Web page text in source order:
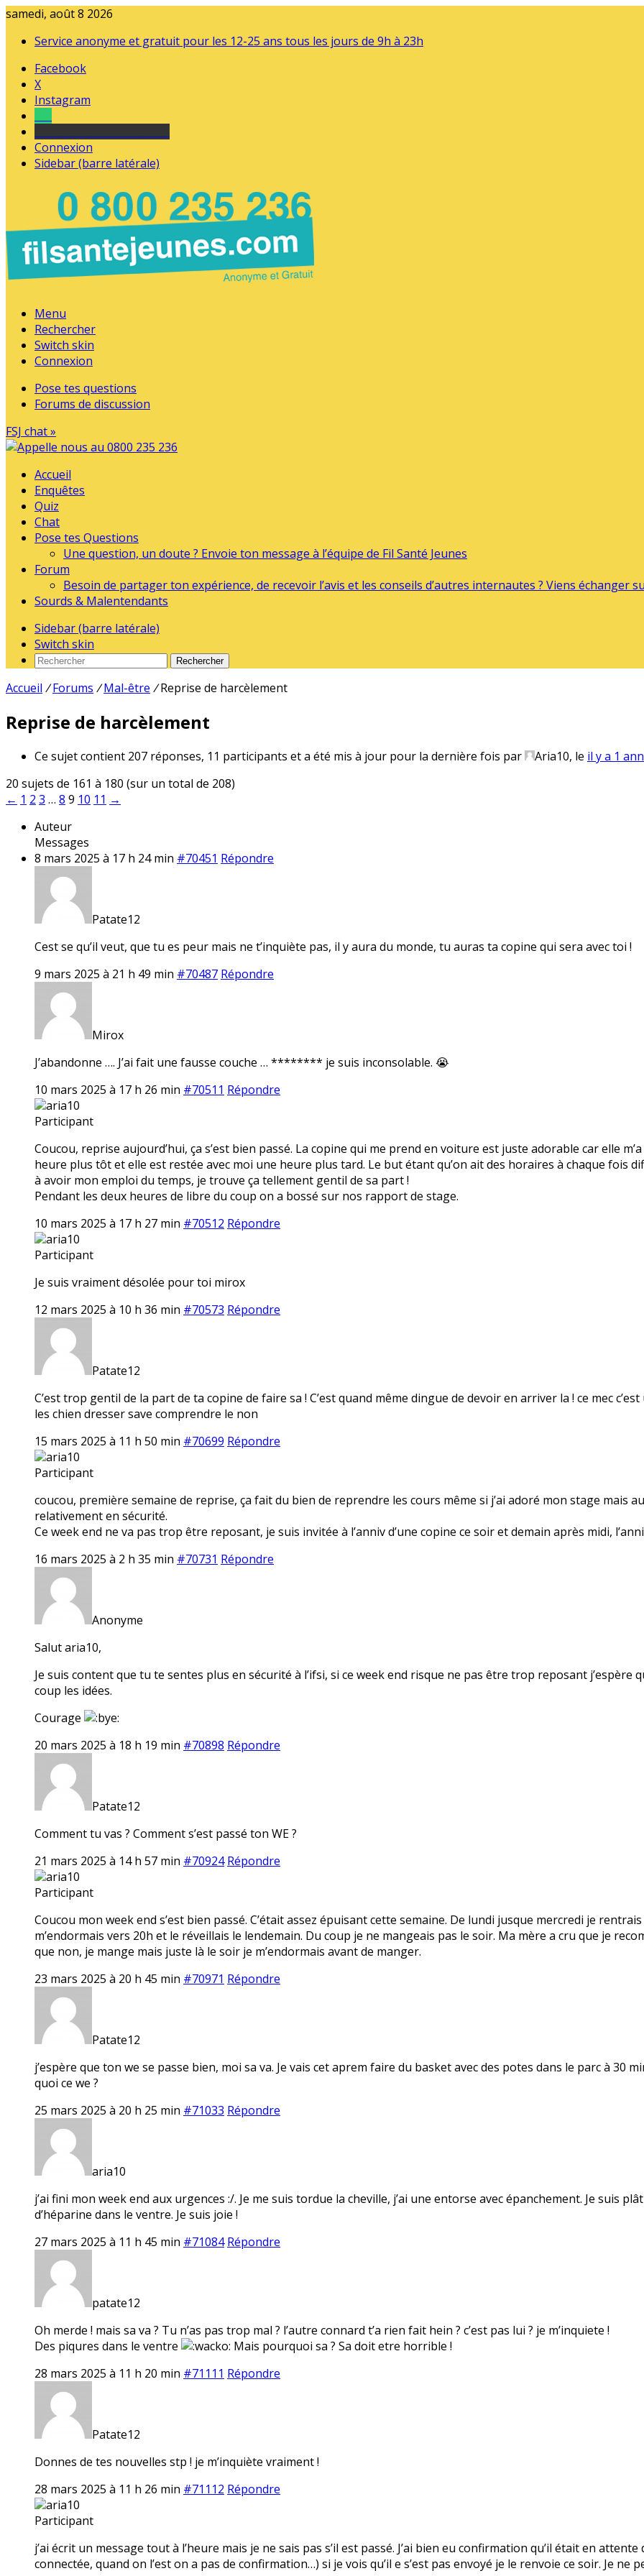
samedi, août 8 2026
Service anonyme et gratuit pour les 12-25 ans tous les jours de 9h à 23h
Facebook
X
Instagram
Connexion
Sidebar (barre latérale)
Menu
Rechercher
Switch skin
Connexion
Pose tes questions
Forums de discussion
FSJ chat »
Accueil
Enquêtes
Quiz
Chat
Pose tes Questions
Une question, un doute ? Envoie ton message à l’équipe de Fil Santé Jeunes
Forum
Besoin de partager ton expérience, de recevoir l’avis et les conseils d’autres internautes ? Viens échanger
Sourds & Malentendants
Sidebar (barre latérale)
Switch skin
Rechercher
Accueil / Forums / Mal-être / Reprise de harcèlement
Reprise de harcèlement
Ce sujet contient 207 réponses, 11 participants et a été mis à jour pour la dernière fois par Aria10, le il y a 1
20 sujets de 161 à 180 (sur un total de 208)
← 1 2 3 … 8 9 10 11 →
Auteur
Messages
8 mars 2025 à 17 h 24 min #70451 Répondre
Patate12
Cest se qu’il veut, que tu es peur mais ne t’inquiète pas, il y aura du monde, tu auras ta copine qui sera avec toi !
9 mars 2025 à 21 h 49 min #70487 Répondre
Mirox
J’abandonne …. J’ai fait une fausse couche … ******** je suis inconsolable. 😭
10 mars 2025 à 17 h 26 min #70511 Répondre
aria10
Participant
Coucou, reprise aujourd’hui, ça s’est bien passé. La copine qui me prend en voiture est juste adorable car elle
heure plus tôt et elle est restée avec moi une heure plus tard. Le but étant qu’on ait des horaires à chaque fois
à avoir mon emploi du temps, je trouve ça tellement gentil de sa part !
Pendant les deux heures de libre du coup on a bossé sur nos rapport de stage.
10 mars 2025 à 17 h 27 min #70512 Répondre
aria10
Participant
Je suis vraiment désolée pour toi mirox
12 mars 2025 à 10 h 36 min #70573 Répondre
Patate12
C’est trop gentil de la part de ta copine de faire sa ! C’est quand même dingue de devoir en arriver la ! ce mec
les chien dresser save comprendre le non
15 mars 2025 à 11 h 50 min #70699 Répondre
aria10
Participant
coucou, première semaine de reprise, ça fait du bien de reprendre les cours même si j’ai adoré mon stage mais
relativement en sécurité.
Ce week end ne va pas trop être reposant, je suis invitée à l’anniv d’une copine ce soir et demain après midi,
16 mars 2025 à 2 h 35 min #70731 Répondre
Anonyme
Salut aria10,
Je suis content que tu te sentes plus en sécurité à l’ifsi, si ce week end risque ne pas être trop reposant j’espère
coup les idées.
Courage
20 mars 2025 à 18 h 19 min #70898 Répondre
Patate12
Comment tu vas ? Comment s’est passé ton WE ?
21 mars 2025 à 14 h 57 min #70924 Répondre
aria10
Participant
Coucou mon week end s’est bien passé. C’était assez épuisant cette semaine. De lundi jusque mercredi je
m’endormais vers 20h et le réveillais le lendemain. Du coup je ne mangeais pas le soir. Ma mère a cru que je
que non, je mange mais juste là le soir je m’endormais avant de manger.
23 mars 2025 à 20 h 45 min #70971 Répondre
Patate12
j’espère que ton we se passe bien, moi sa va. Je vais cet aprem faire du basket avec des potes dans le parc à 30
quoi ce we ?
25 mars 2025 à 20 h 25 min #71033 Répondre
aria10
j’ai fini mon week end aux urgences :/. Je me suis tordue la cheville, j’ai une entorse avec épanchement. Je suis
d’héparine dans le ventre. Je suis joie !
27 mars 2025 à 11 h 45 min #71084 Répondre
patate12
Oh merde ! mais sa va ? Tu n’as pas trop mal ? l’autre connard t’a rien fait hein ? c’est pas lui ? je m’inquiete !
Des piqures dans le ventre
Mais pourquoi sa ? Sa doit etre horrible !
28 mars 2025 à 11 h 20 min #71111 Répondre
Patate12
Donnes de tes nouvelles stp ! je m’inquiète vraiment !
28 mars 2025 à 11 h 26 min #71112 Répondre
aria10
Participant
j’ai écrit un message tout à l’heure mais je ne sais pas s’il est passé. J’ai bien eu confirmation qu’il était en
connectée, quand on l’est on a pas de confirmation…) si je vois qu’il e s’est pas envoyé je le renvoie ce soir. Je ne